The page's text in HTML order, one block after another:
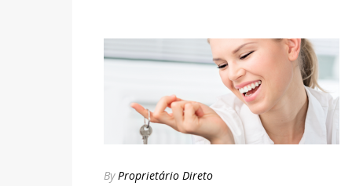
ByProprietário Direto